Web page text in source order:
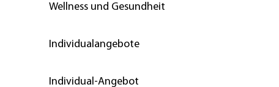
Wellness und Gesundheit
Individualangebote
Individual-Angebot